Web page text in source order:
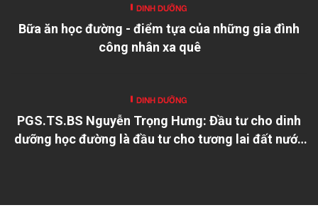
DINH DƯỠNG
Bữa ăn học đường - điểm tựa của những gia đình
công nhân xa quê
DINH DƯỠNG
PGS.TS.BS Nguyễn Trọng Hưng: Đầu tư cho dinh
dưỡng học đường là đầu tư cho tương lai đất nước